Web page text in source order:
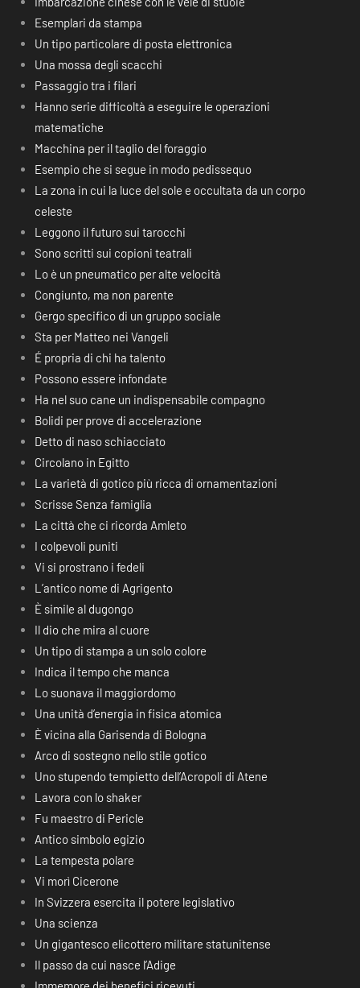
Esemplari da stampa
Un tipo particolare di posta elettronica
Una mossa degli scacchi
Passaggio tra i filari
Hanno serie difficoltà a eseguire le operazioni
matematiche
Macchina per il taglio del foraggio
Esempio che si segue in modo pedissequo
La zona in cui la luce del sole e occultata da un corpo
celeste
Leggono il futuro sui tarocchi
Sono scritti sui copioni teatrali
Lo è un pneumatico per alte velocità
Congiunto, ma non parente
Gergo specifico di un gruppo sociale
Sta per Matteo nei Vangeli
É propria di chi ha talento
Possono essere infondate
Ha nel suo cane un indispensabile compagno
Bolidi per prove di accelerazione
Detto di naso schiacciato
Circolano in Egitto
La varietà di gotico più ricca di ornamentazioni
Scrisse Senza famiglia
La città che ci ricorda Amleto
I colpevoli puniti
Vi si prostrano i fedeli
L’antico nome di Agrigento
È simile al dugongo
Il dio che mira al cuore
Un tipo di stampa a un solo colore
Indica il tempo che manca
Lo suonava il maggiordomo
Una unità d’energia in fisica atomica
È vicina alla Garisenda di Bologna
Arco di sostegno nello stile gotico
Uno stupendo tempietto dell’Acropoli di Atene
Lavora con lo shaker
Fu maestro di Pericle
Antico simbolo egizio
La tempesta polare
Vi morì Cicerone
In Svizzera esercita il potere legislativo
Una scienza
Un gigantesco elicottero militare statunitense
Il passo da cui nasce l’Adige